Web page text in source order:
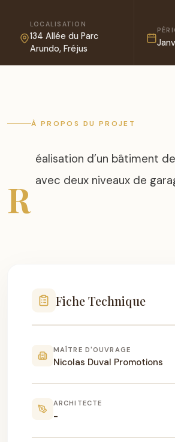
LOCALISATION
134 Allée du Parc
Arundo, Fréjus
À PROPOS DU PROJET
R
éalisation d’un bâtiment
avec deux niveaux de
Fiche Technique
MAÎTRE D'OUVRAGE
Nicolas Duval Promotions
ARCHITECTE
-